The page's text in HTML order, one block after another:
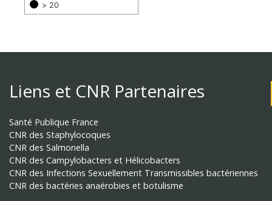
> 20
Liens et CNR Partenaires
Santé Publique France
CNR des Staphylocoques
CNR des Salmonella
CNR des Campylobacters et Hélicobacters
CNR des Infections Sexuellement Transmissibles bactériennes
CNR des bactéries anaérobies et botulisme